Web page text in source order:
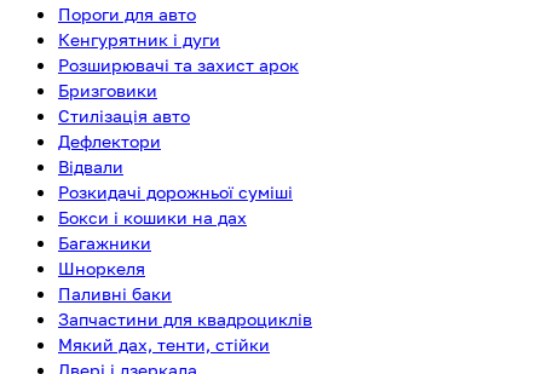
Пороги для авто
Кенгурятник і дуги
Розширювачі та захист арок
Бризговики
Стилізація авто
Дефлектори
Відвали
Розкидачі дорожньої суміші
Бокси і кошики на дах
Багажники
Шноркеля
Паливні баки
Запчастини для квадроциклів
Мякий дах, тенти, стійки
Двері і дзеркала